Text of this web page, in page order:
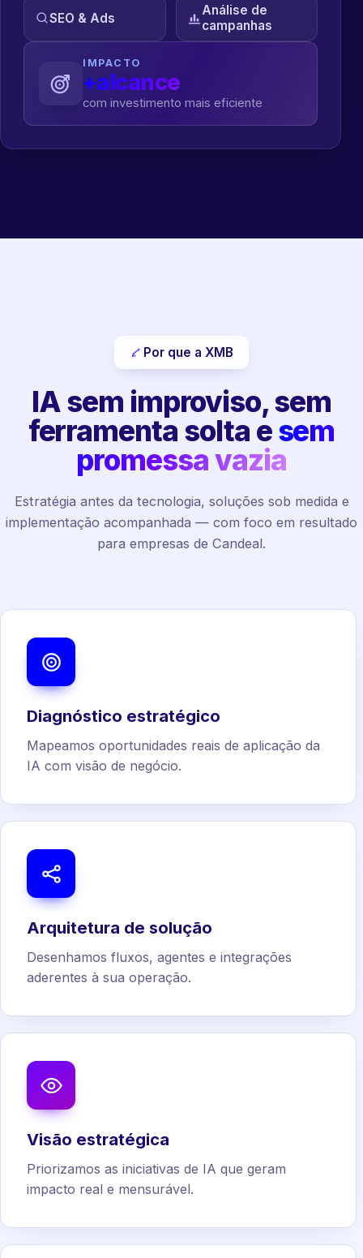
SEO & Ads
Análise de
campanhas
IMPACTO
+alcance
com investimento mais eficiente
Por que a XMB
IA sem improviso, sem
ferramenta solta esem
promessa vazia
Estratégia antes da tecnologia, soluções sob medida e
implementação acompanhada — com foco em resultado
para empresas de Candeal.
Diagnóstico estratégico
Mapeamos oportunidades reais de aplicação da
IA com visão de negócio.
Arquitetura de solução
Desenhamos fluxos, agentes e integrações
aderentes à sua operação.
Visão estratégica
Priorizamos as iniciativas de IA que geram
impacto real e mensurável.